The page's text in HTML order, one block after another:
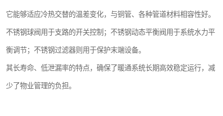
它能够适应冷热交替的温差变化，与铜管、各种管道材料相容性好。
不锈钢球阀用于支路的开关控制；不锈钢动态平衡阀用于系统水力平
衡调节；不锈钢过滤器则用于保护末端设备。
其长寿命、低泄漏率的特点，确保了暖通系统长期高效稳定运行，减
少了物业管理的负担。